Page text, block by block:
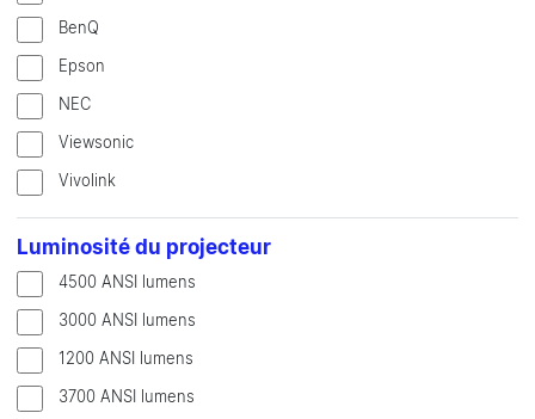
BenQ
Epson
NEC
Viewsonic
Vivolink
Luminosité du projecteur
4500 ANSI lumens
3000 ANSI lumens
1200 ANSI lumens
3700 ANSI lumens